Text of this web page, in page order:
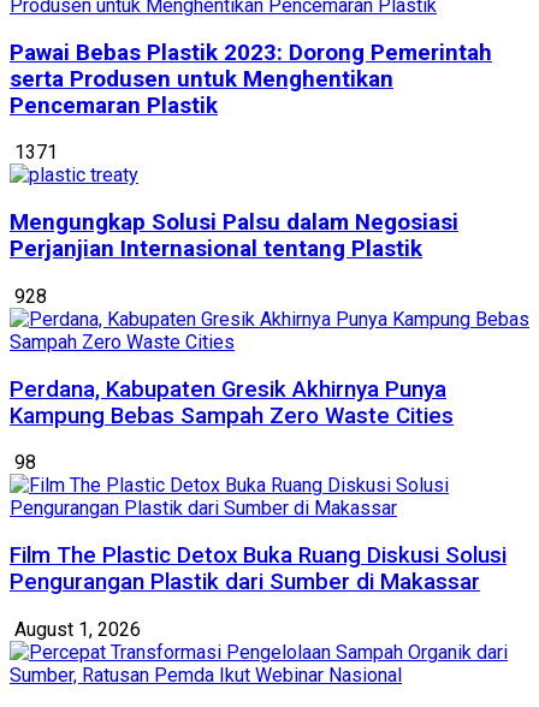
Pawai Bebas Plastik 2023: Dorong Pemerintah
serta Produsen untuk Menghentikan
Pencemaran Plastik
1371
Mengungkap Solusi Palsu dalam Negosiasi
Perjanjian Internasional tentang Plastik
928
Perdana, Kabupaten Gresik Akhirnya Punya
Kampung Bebas Sampah Zero Waste Cities
98
Film The Plastic Detox Buka Ruang Diskusi Solusi
Pengurangan Plastik dari Sumber di Makassar
August 1, 2026